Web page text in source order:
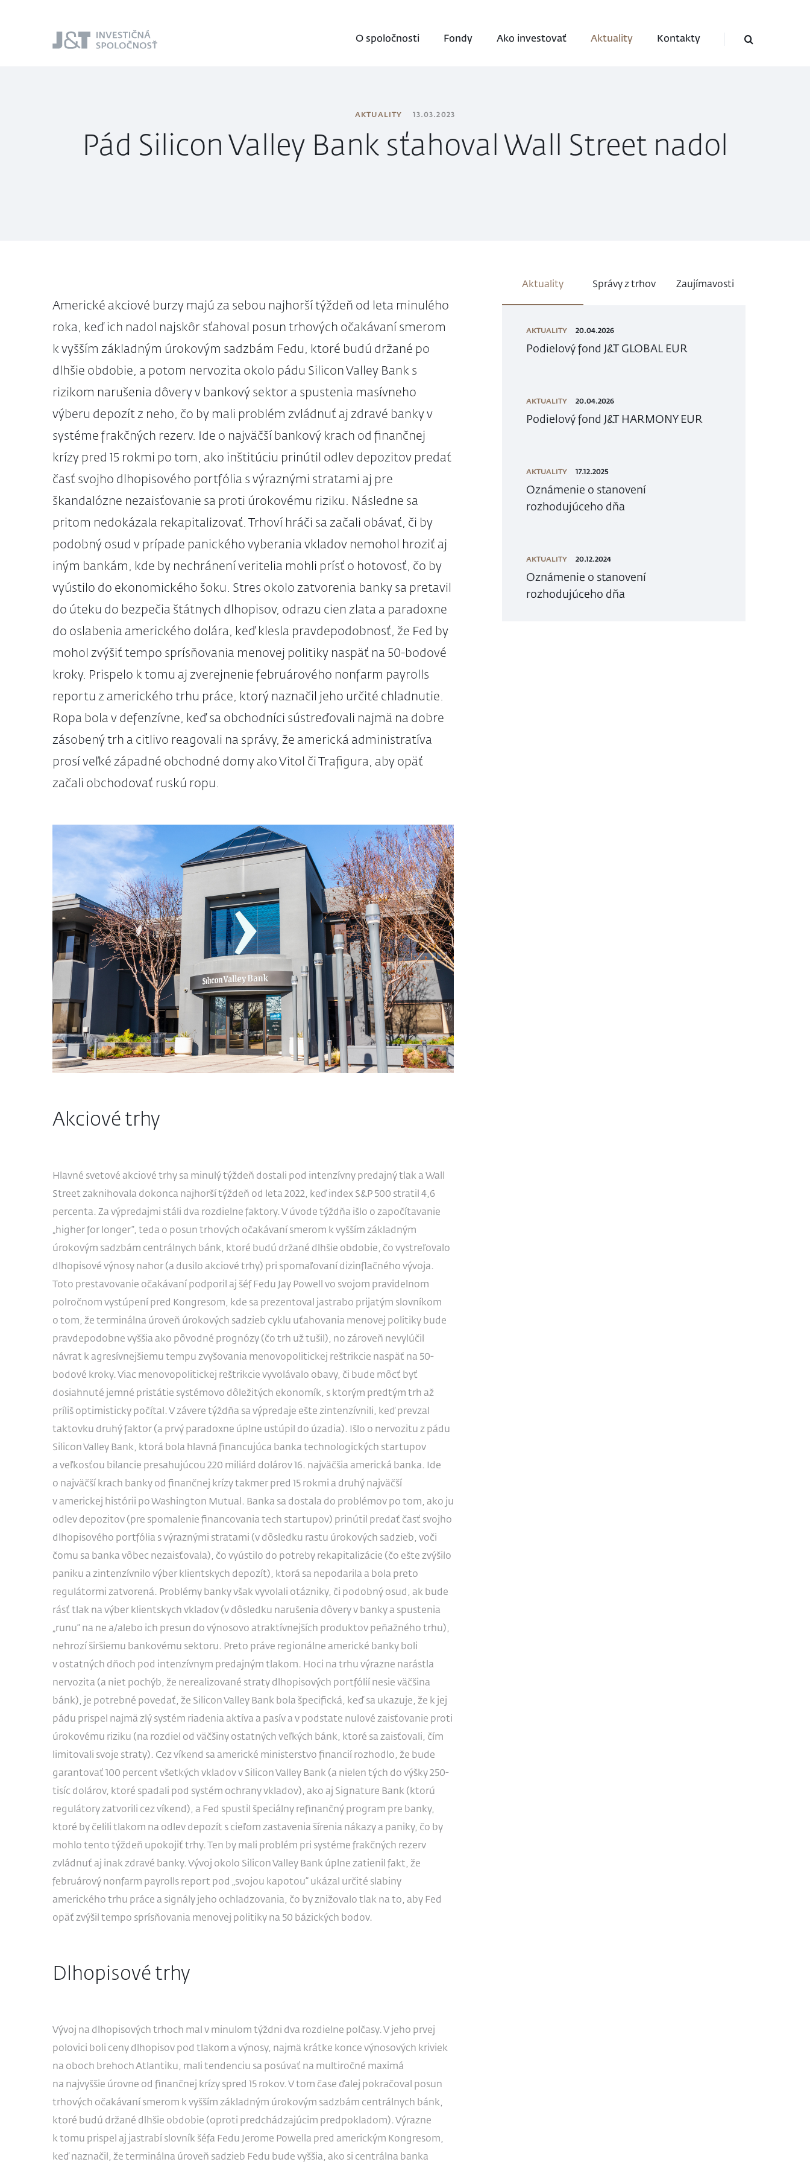
J&T Investičná
spoločnosť
O spoločnosti Fondy Ako investovať Aktuality Kontakty
AKTUALITY 13.03.2023
Pád Silicon Valley Bank sťahoval Wall Street nadol
Americké akciové burzy majú za sebou najhorší týždeň od leta minulého
roka, keď ich nadol najskôr sťahoval posun trhových očakávaní smerom
k vyšším základným úrokovým sadzbám Fedu, ktoré budú držané po
dlhšie obdobie, a potom nervozita okolo pádu Silicon Valley Bank s
rizikom narušenia dôvery v bankový sektor a spustenia masívneho
výberu depozít z neho, čo by mali problém zvládnuť aj zdravé banky v
systéme frakčných rezerv. Ide o najväčší bankový krach od finančnej
krízy pred 15 rokmi po tom, ako inštitúciu prinútil odlev depozitov predať
časť svojho dlhopisového portfólia s výraznými stratami aj pre
škandalózne nezaisťovanie sa proti úrokovému riziku. Následne sa
pritom nedokázala rekapitalizovať. Trhoví hráči sa začali obávať, či by
podobný osud v prípade panického vyberania vkladov nemohol hroziť aj
iným bankám, kde by nechránení veritelia mohli prísť o hotovosť, čo by
vyústilo do ekonomického šoku. Stres okolo zatvorenia banky sa pretavil
do úteku do bezpečia štátnych dlhopisov, odrazu cien zlata a paradoxne
do oslabenia amerického dolára, keď klesla pravdepodobnosť, že Fed by
mohol zvýšiť tempo sprísňovania menovej politiky naspäť na 50-bodové
kroky. Prispelo k tomu aj zverejnenie februárového nonfarm payrolls
reportu z amerického trhu práce, ktorý naznačil jeho určité chladnutie.
Ropa bola v defenzívne, keď sa obchodníci sústreďovali najmä na dobre
zásobený trh a citlivo reagovali na správy, že americká administratíva
prosí veľké západné obchodné domy ako Vitol či Trafigura, aby opäť
začali obchodovať ruskú ropu.
Akciové trhy
Hlavné svetové akciové trhy sa minulý týždeň dostali pod intenzívny predajný tlak a Wall
Street zaknihovala dokonca najhorší týždeň od leta 2022, keď index S&P 500 stratil 4,6
percenta. Za výpredajmi stáli dva rozdielne faktory. V úvode týždňa išlo o započítavanie
„higher for longer“, teda o posun trhových očakávaní smerom k vyšším základným
úrokovým sadzbám centrálnych bánk, ktoré budú držané dlhšie obdobie, čo vystreľovalo
dlhopisové výnosy nahor (a dusilo akciové trhy) pri spomaľovaní dizinflačného vývoja.
Toto prestavovanie očakávaní podporil aj šéf Fedu Jay Powell vo svojom pravidelnom
polročnom vystúpení pred Kongresom, kde sa prezentoval jastrabo prijatým slovníkom
o tom, že terminálna úroveň úrokových sadzieb cyklu uťahovania menovej politiky bude
pravdepodobne vyššia ako pôvodné prognózy (čo trh už tušil), no zároveň nevylúčil
návrat k agresívnejšiemu tempu zvyšovania menovopolitickej reštrikcie naspäť na 50-
bodové kroky. Viac menovopolitickej reštrikcie vyvolávalo obavy, či bude môcť byť
dosiahnuté jemné pristátie systémovo dôležitých ekonomík, s ktorým predtým trh až
príliš optimisticky počítal. V závere týždňa sa výpredaje ešte zintenzívnili, keď prevzal
taktovku druhý faktor (a prvý paradoxne úplne ustúpil do úzadia). Išlo o nervozitu z pádu
Silicon Valley Bank, ktorá bola hlavná financujúca banka technologických startupov
a veľkosťou bilancie presahujúcou 220 miliárd dolárov 16. najväčšia americká banka. Ide
o najväčší krach banky od finančnej krízy takmer pred 15 rokmi a druhý najväčší
v americkej histórii po Washington Mutual. Banka sa dostala do problémov po tom, ako ju
odlev depozitov (pre spomalenie financovania tech startupov) prinútil predať časť svojho
dlhopisového portfólia s výraznými stratami (v dôsledku rastu úrokových sadzieb, voči
čomu sa banka vôbec nezaisťovala), čo vyústilo do potreby rekapitalizácie (čo ešte zvýšilo
paniku a zintenzívnilo výber klientskych depozít), ktorá sa nepodarila a bola preto
regulátormi zatvorená. Problémy banky však vyvolali otázniky, či podobný osud, ak bude
rásť tlak na výber klientskych vkladov (v dôsledku narušenia dôvery v banky a spustenia
„runu“ na ne a/alebo ich presun do výnosovo atraktívnejších produktov peňažného trhu),
nehrozí širšiemu bankovému sektoru. Preto práve regionálne americké banky boli
v ostatných dňoch pod intenzívnym predajným tlakom. Hoci na trhu výrazne narástla
nervozita (a niet pochýb, že nerealizované straty dlhopisových portfólií nesie väčšina
bánk), je potrebné povedať, že Silicon Valley Bank bola špecifická, keď sa ukazuje, že k jej
pádu prispel najmä zlý systém riadenia aktíva a pasív a v podstate nulové zaisťovanie proti
úrokovému riziku (na rozdiel od väčšiny ostatných veľkých bánk, ktoré sa zaisťovali, čím
limitovali svoje straty). Cez víkend sa americké ministerstvo financií rozhodlo, že bude
garantovať 100 percent všetkých vkladov v Silicon Valley Bank (a nielen tých do výšky 250-
tisíc dolárov, ktoré spadali pod systém ochrany vkladov), ako aj Signature Bank (ktorú
regulátory zatvorili cez víkend), a Fed spustil špeciálny refinančný program pre banky,
ktoré by čelili tlakom na odlev depozít s cieľom zastavenia šírenia nákazy a paniky, čo by
mohlo tento týždeň upokojiť trhy. Ten by mali problém pri systéme frakčných rezerv
zvládnuť aj inak zdravé banky. Vývoj okolo Silicon Valley Bank úplne zatienil fakt, že
februárový nonfarm payrolls report pod „svojou kapotou“ ukázal určité slabiny
amerického trhu práce a signály jeho ochladzovania, čo by znižovalo tlak na to, aby Fed
opäť zvýšil tempo sprísňovania menovej politiky na 50 bázických bodov.
Dlhopisové trhy
Vývoj na dlhopisových trhoch mal v minulom týždni dva rozdielne polčasy. V jeho prvej
polovici boli ceny dlhopisov pod tlakom a výnosy, najmä krátke konce výnosových kriviek
na oboch brehoch Atlantiku, mali tendenciu sa posúvať na multiročné maximá
na najvyššie úrovne od finančnej krízy spred 15 rokov. V tom čase ďalej pokračoval posun
trhových očakávaní smerom k vyšším základným úrokovým sadzbám centrálnych bánk,
ktoré budú držané dlhšie obdobie (oproti predchádzajúcim predpokladom). Výrazne
k tomu prispel aj jastrabí slovník šéfa Fedu Jerome Powella pred americkým Kongresom,
keď naznačil, že terminálna úroveň sadzieb Fedu bude vyššia, ako si centrálna banka
Aktuality Správy z trhov Zaujímavosti
AKTUALITY 20.04.2026
Podielový fond J&T GLOBAL EUR
AKTUALITY 20.04.2026
Podielový fond J&T HARMONY EUR
AKTUALITY 17.12.2025
Oznámenie o stanovení
rozhodujúceho dňa
AKTUALITY 20.12.2024
Oznámenie o stanovení
rozhodujúceho dňa